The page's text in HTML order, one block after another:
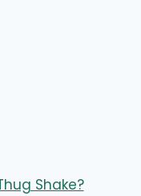
Shake?